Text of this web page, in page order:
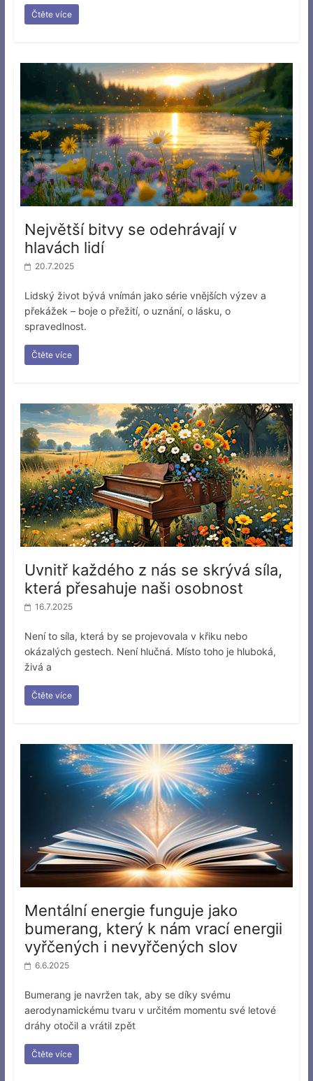
Čtěte více
Největší bitvy se odehrávají v
hlavách lidí
20.7.2025
Lidský život bývá vnímán jako série vnějších výzev a
překážek – boje o přežití, o uznání, o lásku, o
spravedlnost.
Čtěte více
Uvnitř každého z nás se skrývá síla,
která přesahuje naši osobnost
16.7.2025
Není to síla, která by se projevovala v křiku nebo
okázalých gestech. Není hlučná. Místo toho je hluboká,
živá a
Čtěte více
Mentální energie funguje jako
bumerang, který k nám vrací energii
vyřčených i nevyřčených slov
6.6.2025
Bumerang je navržen tak, aby se díky svému
aerodynamickému tvaru v určitém momentu své letové
dráhy otočil a vrátil zpět
Čtěte více